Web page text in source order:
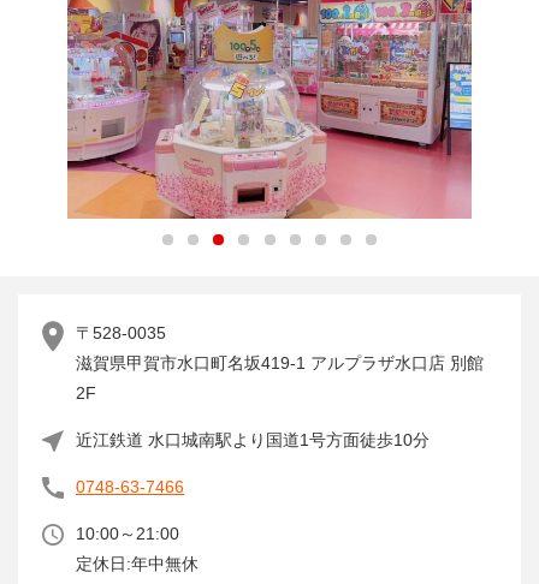
1 2 5 6 7
〒528-0035
滋賀県甲賀市水口町名坂419-1 アルプラザ水口店 別館
2F
近江鉄道 水口城南駅より国道1号方面徒歩10分
0748-63-7466
10:00～21:00
定休日:年中無休